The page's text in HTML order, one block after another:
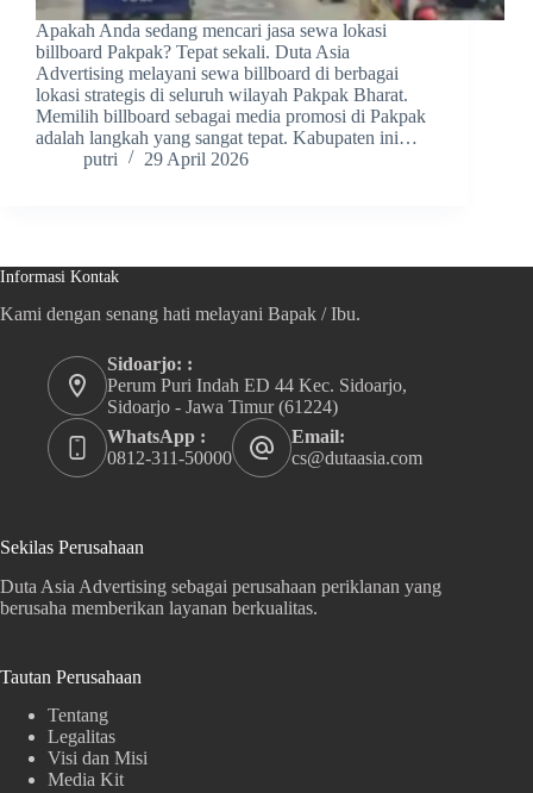
Apakah Anda sedang mencari jasa sewa lokasi
billboard Pakpak? Tepat sekali. Duta Asia
Advertising melayani sewa billboard di berbagai
lokasi strategis di seluruh wilayah Pakpak Bharat.
Memilih billboard sebagai media promosi di Pakpak
adalah langkah yang sangat tepat. Kabupaten ini…
putri
29 April 2026
Informasi Kontak
Kami dengan senang hati melayani Bapak / Ibu.
Sidoarjo: :
Perum Puri Indah ED 44 Kec. Sidoarjo,
Sidoarjo - Jawa Timur (61224)
WhatsApp :
0812-311-50000
Email:
cs@dutaasia.com
Sekilas Perusahaan
Duta Asia Advertising sebagai perusahaan periklanan yang
berusaha memberikan layanan berkualitas.
Tautan Perusahaan
Tentang
Legalitas
Visi dan Misi
Media Kit